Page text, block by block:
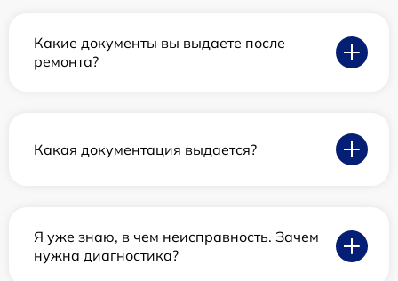
Какие документы вы выдаете после
ремонта?
Какая документация выдается?
Я уже знаю, в чем неисправность. Зачем
нужна диагностика?